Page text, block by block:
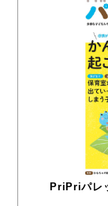
PriPriパレ